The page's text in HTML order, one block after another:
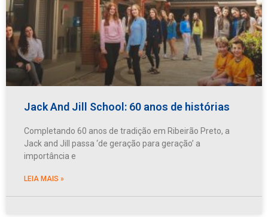
Jack And Jill School: 60 anos de histórias
Completando 60 anos de tradição em Ribeirão Preto, a
Jack and Jill passa ‘de geração para geração’ a
importância e
LEIA MAIS »